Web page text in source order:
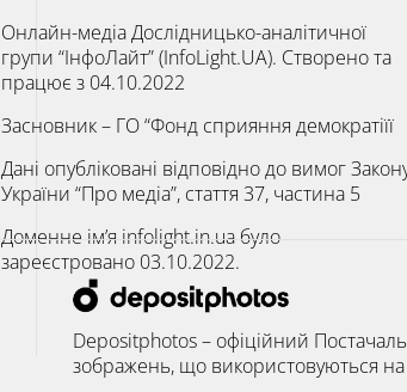
Онлайн-медіа Дослідницько-аналітичної
групи “ІнфоЛайт” (InfoLight.UA). Створено та
працює з 04.10.2022
Засновник – ГО “Фонд сприяння демократіїї
Дані опубліковані відповідно до вимог
України “Про медіа”, стаття 37, частина 5
Доменне ім’я infolight.in.ua було
зареєстровано 03.10.2022.
Depositphotos – офіційний
зображень, що використовуються на